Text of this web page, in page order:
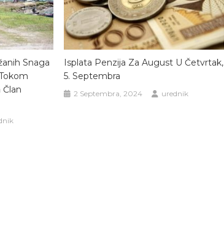
Snaga
Isplata Penzija Za August U Četvrtak,
5. Septembra
2 Septembra, 2024 urednik